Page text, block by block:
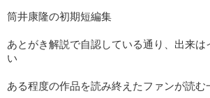
筒井康隆の初期短編集
あとがき解説で自認している通り、出来
い
ある程度の作品を読み終えたファンが読む